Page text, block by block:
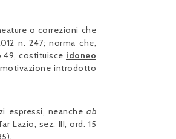
o correzioni che
n. 247; norma che,
49, costituisce idoneo
introdotto
espressi, neanche ab
Lazio, sez. III, ord. 15